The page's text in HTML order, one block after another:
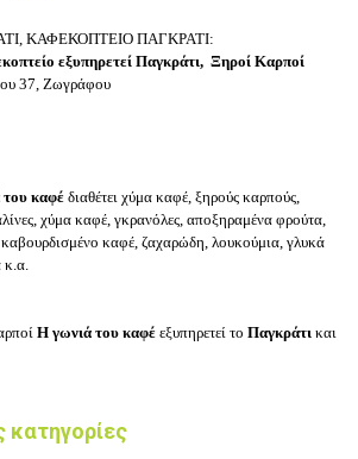
ΚΑΦΕΚΟΠΤΕΙΟ ΠΑΓΚΡΑΤΙ:
εξυπηρετεί Παγκράτι, Ξηροί Καρποί
37, Ζωγράφου
καφέ διαθέτει χύμα καφέ, ξηρούς καρπούς,
χύμα καφέ, γκρανόλες, αποξηραμένα φρούτα,
καφέ, ζαχαρώδη, λουκούμια, γλυκά
κ.α.
Η γωνιά του καφέ εξυπηρετεί το Παγκράτι και
κατηγορίες